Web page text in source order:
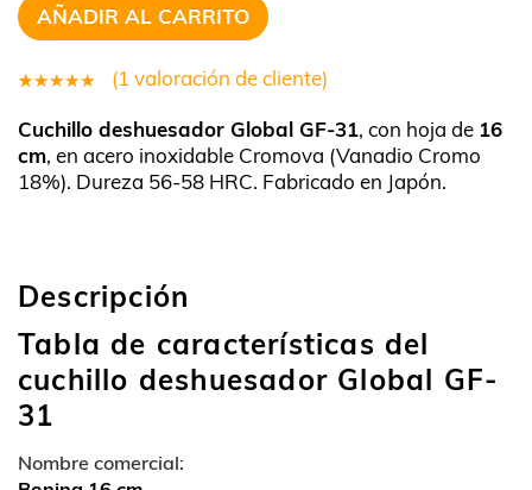
AÑADIR AL CARRITO
5.00sobre
5 basado
(1 valoración de cliente)
Cuchillo deshuesador Global GF-31, con hoja de 16
cm, en acero inoxidable Cromova (Vanadio Cromo
18%). Dureza 56-58 HRC. Fabricado en Japón.
Descripción
Tabla de características del
cuchillo deshuesador Global GF-
31
Nombre comercial: